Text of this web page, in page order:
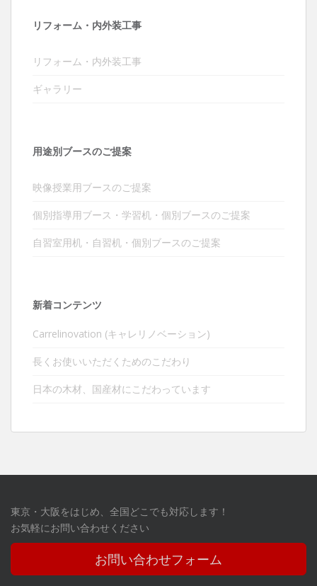
リフォーム・内外装工事
リフォーム・内外装工事
ギャラリー
用途別ブースのご提案
映像授業用ブースのご提案
個別指導用ブース・学習机・個別ブースのご提案
自習室用机・自習机・個別ブースのご提案
新着コンテンツ
Carrelinovation (キャレリノベーション)
長くお使いいただくためのこだわり
日本の木材、国産材にこだわっています
東京・大阪をはじめ、全国どこでも対応します！
お気軽にお問い合わせください
お問い合わせフォーム